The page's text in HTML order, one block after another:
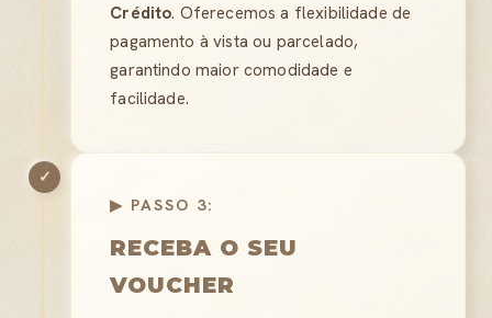
Crédito. Oferecemos a flexibilidade de
pagamento à vista ou parcelado,
garantindo maior comodidade e
facilidade.
✓
▶ PASSO 3:
RECEBA O SEU
VOUCHER